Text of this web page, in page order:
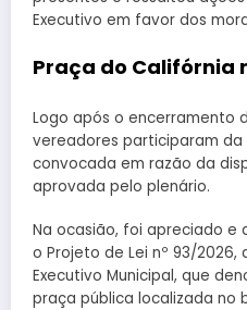
Executivo em favor dos
Praça do Califórnia
Logo após o encerramento
vereadores participaram da
convocada em razão da
aprovada pelo plenário.
Na ocasião, foi apreciado e
o Projeto de Lei nº 93/
Executivo Municipal, que
praça pública localizada no